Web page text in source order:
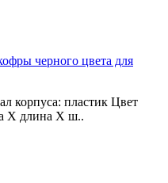
черного цвета для
корпуса: пластик Цвет
X длина X ш..